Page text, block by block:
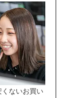
ないお買い